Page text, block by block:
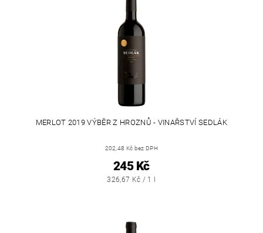
MERLOT 2019 VÝBĚR Z HROZNŮ - VINAŘSTVÍ SEDLÁK
202,48 Kč bez DPH
245 Kč
326,67 Kč / 1 l